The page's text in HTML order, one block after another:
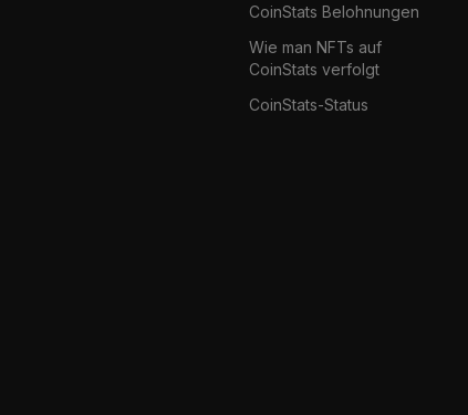
CoinStats Belohnungen
Wie man NFTs auf
CoinStats verfolgt
CoinStats-Status